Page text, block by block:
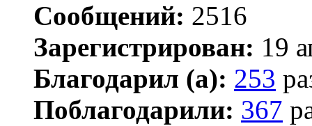
Сообщений: 2516
Зарегистрирован: 19
Благодарил (а): 253
Поблагодарили: 367